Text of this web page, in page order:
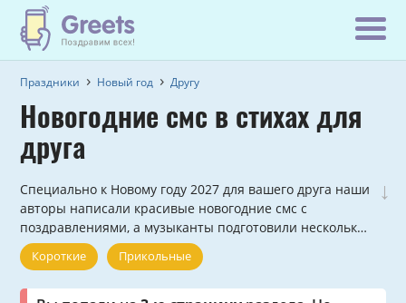
Праздники Новый год Другу
Новогодние смс в стихах для
друга
↓
Специально к Новому году 2027 для вашего друга наши
авторы написали красивые новогодние смс с
поздравлениями, а музыканты подготовили несколько
классных аудио-открыток, которые можно отправить
на телефон.
Короткие Прикольные